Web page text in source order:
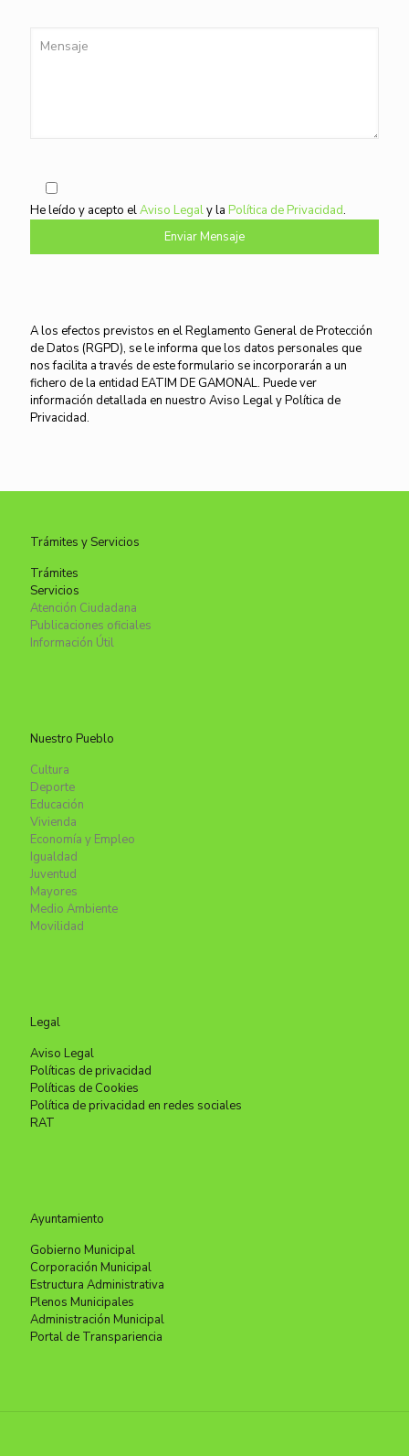
He leído y acepto elAviso Legaly la Política de Privacidad.
A los efectos previstos en el Reglamento General de Protección
de Datos (RGPD), se le informa que los datos personales que
nos facilita a través de este formulario se incorporarán a un
fichero de la entidad EATIM DE GAMONAL. Puede ver
información detallada en nuestro Aviso Legal y Política de
Privacidad.
Trámites y Servicios
Trámites
Servicios
Atención Ciudadana
Publicaciones oficiales
Información Útil
Nuestro Pueblo
Cultura
Deporte
Educación
Vivienda
Economía y Empleo
Igualdad
Juventud
Mayores
Medio Ambiente
Movilidad
Legal
Aviso Legal
Políticas de privacidad
Políticas de Cookies
Política de privacidad en redes sociales
RAT
Ayuntamiento
Gobierno Municipal
Corporación Municipal
Estructura Administrativa
Plenos Municipales
Administración Municipal
Portal de Transpariencia